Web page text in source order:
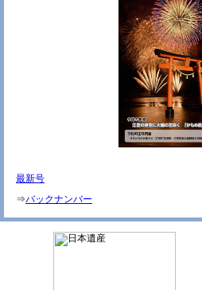
最新号
⇒バックナンバー